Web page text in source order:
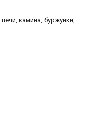
камина, буржуйки,